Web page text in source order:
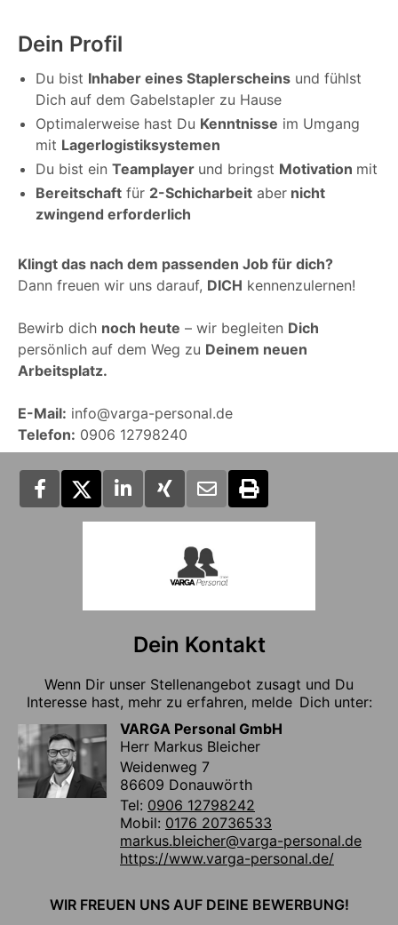
Dein Profil
Du bist Inhaber eines Staplerscheins und fühlst
Dich auf dem Gabelstapler zu Hause
Optimalerweise hast Du Kenntnisse im Umgang
mit Lagerlogistiksystemen
Du bist ein Teamplayer und bringst Motivation mit
Bereitschaft für 2-Schicharbeit aber nicht
zwingend erforderlich
Klingt das nach dem passenden Job für dich?
Dann freuen wir uns darauf, DICH kennenzulernen!
Bewirb dich noch heute – wir begleiten Dich
persönlich auf dem Weg zu Deinem neuen
Arbeitsplatz.
E-Mail: info@varga-personal.de
Telefon: 0906 12798240
Dein Kontakt
Wenn Dir unser Stellenangebot zusagt und Du
Interesse hast, mehr zu erfahren, melde Dich unter:
VARGA Personal GmbH
Herr Markus Bleicher
Weidenweg 7
86609 Donauwörth
Tel: 0906 12798242
Mobil: 0176 20736533
markus.bleicher@varga-personal.de
https://www.varga-personal.de/
WIR FREUEN UNS AUF DEINE BEWERBUNG!